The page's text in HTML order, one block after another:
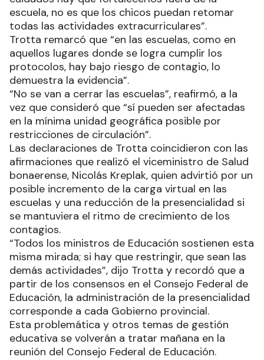
escuela, no es que los chicos puedan retomar
todas las actividades extracurriculares”.
Trotta remarcó que “en las escuelas, como en
aquellos lugares donde se logra cumplir los
protocolos, hay bajo riesgo de contagio, lo
demuestra la evidencia”.
“No se van a cerrar las escuelas”, reafirmó, a la
vez que consideró que “sí pueden ser afectadas
en la mínima unidad geográfica posible por
restricciones de circulación”.
Las declaraciones de Trotta coincidieron con las
afirmaciones que realizó el viceministro de Salud
bonaerense, Nicolás Kreplak, quien advirtió por un
posible incremento de la carga virtual en las
escuelas y una reducción de la presencialidad si
se mantuviera el ritmo de crecimiento de los
contagios.
“Todos los ministros de Educación sostienen esta
misma mirada; si hay que restringir, que sean las
demás actividades”, dijo Trotta y recordó que a
partir de los consensos en el Consejo Federal de
Educación, la administración de la presencialidad
corresponde a cada Gobierno provincial.
Esta problemática y otros temas de gestión
educativa se volverán a tratar mañana en la
reunión del Consejo Federal de Educación.